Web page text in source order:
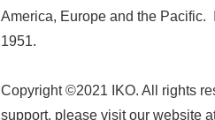
America, Europe and the
1951.
Copyright ©2021 IKO. All rights
support, please visit our website